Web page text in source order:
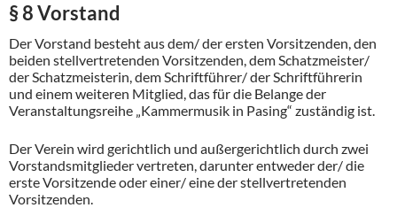
§ 8 Vorstand
Der Vorstand besteht aus dem/ der ersten Vorsitzenden, den
beiden stellvertretenden Vorsitzenden, dem Schatzmeister/
der Schatzmeisterin, dem Schriftführer/ der Schriftführerin
und einem weiteren Mitglied, das für die Belange der
Veranstaltungsreihe „Kammermusik in Pasing“ zuständig ist.
Der Verein wird gerichtlich und außergerichtlich durch zwei
Vorstandsmitglieder vertreten, darunter entweder der/ die
erste Vorsitzende oder einer/ eine der stellvertretenden
Vorsitzenden.